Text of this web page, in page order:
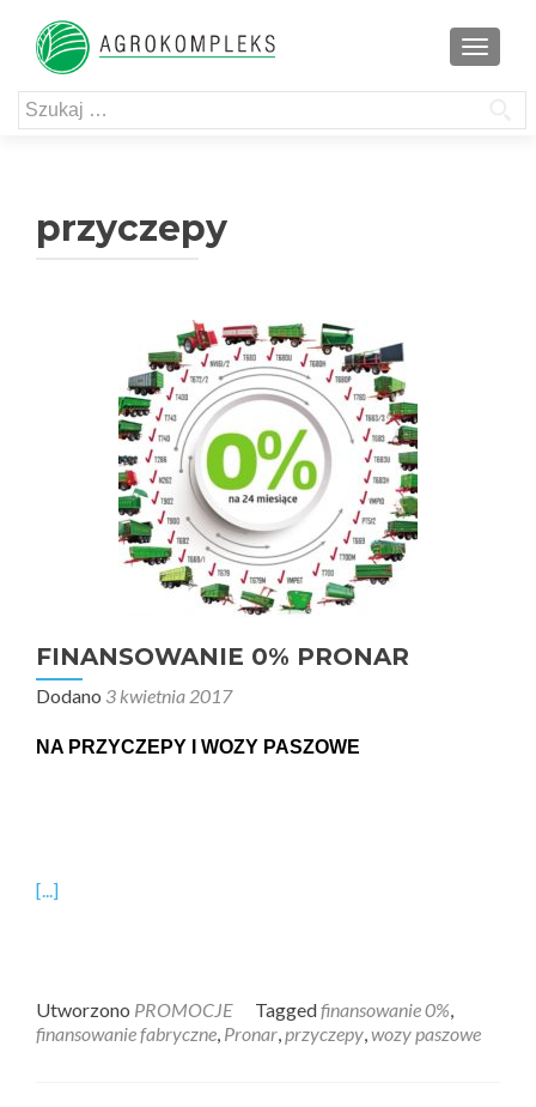
Szukaj:
przyczepy
FINANSOWANIE 0% PRONAR
Dodano 3 kwietnia 2017
NA PRZYCZEPY I WOZY PASZOWE
[...]
Utworzono PROMOCJE Taggedfinansowanie 0%,
finansowanie fabryczne, Pronar,przyczepy,wozy paszowe